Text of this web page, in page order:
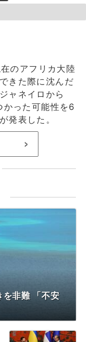
のアフリカ大陸
きた際に沈んだ
ャネイロから
った可能性を6
発表した。
>
を非難 「不安